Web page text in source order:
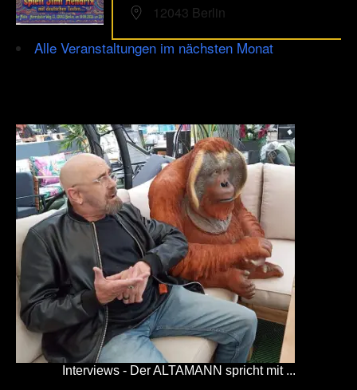
12043 Berlin
Alle Veranstaltungen im nächsten Monat
Interviews - Der ALTAMANN spricht mit ...